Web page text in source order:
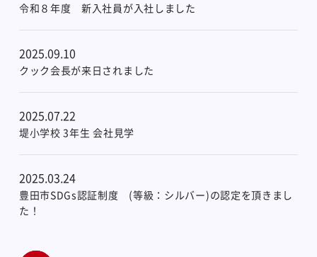
令和８年度 新入社員が入社しました
2025.09.10
クック会長が来日されました
2025.07.22
堤小学校 3年生 会社見学
2025.03.24
豊田市SDGs認証制度 (等級：シルバー)の認定を頂きまし
た！